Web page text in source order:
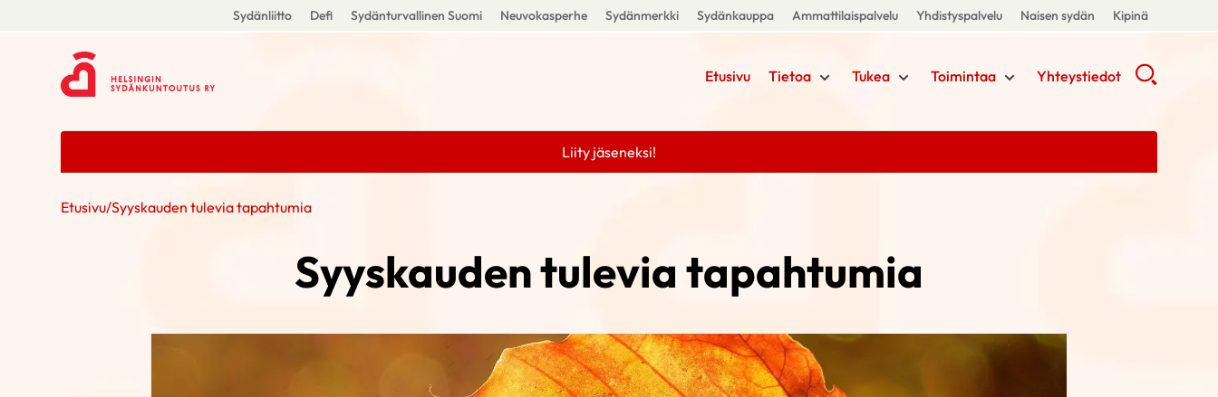
Sydänliitto Defi Sydänturvallinen Suomi Neuvokasperhe Sydänmerkki Sydänkauppa Ammattilaispalvelu Yhdistyspalvelu Naisen sydän Kipinä
Etusivu Tietoa Tukea Toimintaa Yhteystiedot
Liity jäseneksi!
Etusivu/Syyskauden tulevia tapahtumia
Syyskauden tulevia tapahtumia